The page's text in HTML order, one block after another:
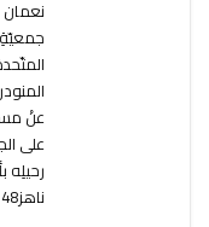
جمعيّةِ
عنْ
ناهز48 عام.